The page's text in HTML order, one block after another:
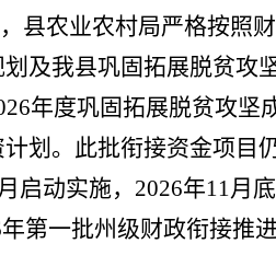
县农业农村局严格按照
及我县巩固拓展脱贫攻
年度巩固拓展脱贫攻坚
划。此批衔接资金项目
启动实施，2026年11月底
第一批州级财政衔接推